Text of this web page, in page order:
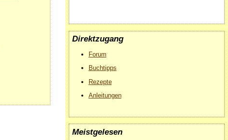
Direktzugang
Forum
Buchtipps
Rezepte
Anleitungen
Meistgelesen